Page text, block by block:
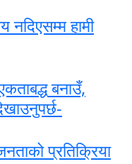
नदिएसम्म हामी
बनाउँ,
प्रतिक्रिया